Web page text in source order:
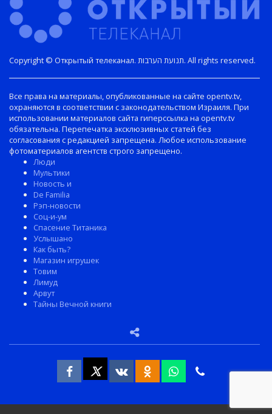
Copyright © Открытый телеканал. תנועת הערבות. All rights reserved.
Все права на материалы, опубликованные на сайте opentv.tv,
охраняются в соответствии с законодательством Израиля. При
использовании материалов сайта гиперссылка на opentv.tv
обязательна. Перепечатка эксклюзивных статей без
согласования с редакцией запрещена. Любое использование
фотоматериалов агентств строго запрещено.
Люди
Мультики
Новость и
De Familia
Рэп-новости
Соц-и-ум
Спасение Титаника
Услышано
Как быть?
Магазин игрушек
Товим
Лимуд
Арвут
Тайны Вечной книги